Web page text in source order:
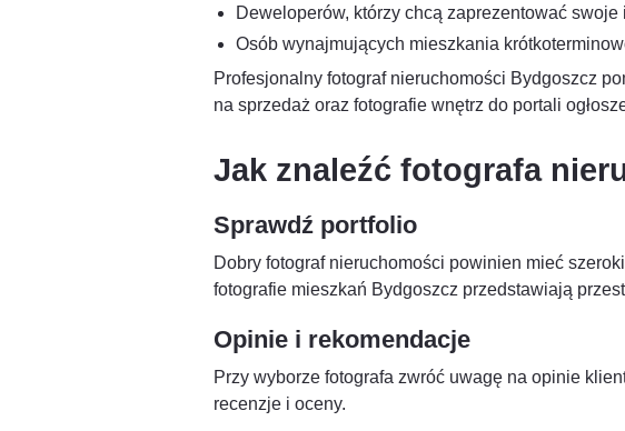
Deweloperów, którzy chcą zaprezentować swoje
Osób wynajmujących mieszkania
Profesjonalny fotograf nieruchomości Bydgoszcz
na sprzedaż oraz fotografie wnętrz do portali
Jak znaleźć fotografa
Sprawdź portfolio
Dobry fotograf nieruchomości powinien mieć
fotografie mieszkań Bydgoszcz przedstawiają
Opinie i rekomendacje
Przy wyborze fotografa zwróć uwagę na opinie
recenzje i oceny.